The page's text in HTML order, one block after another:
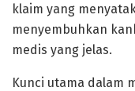
klaim yang
menyembuhkan
medis yang jelas.
Kunci utama dalam